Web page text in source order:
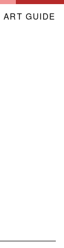
NAVIGATION
ART GUIDE